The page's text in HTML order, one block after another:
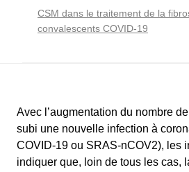
Avec l’augmentation du nombre
subi une nouvelle infection à
COVID-19 ou SRAS-nCOV2), les
indiquer que, loin de tous les cas,
CSM dans le traitement de la
convalescents COVID-19